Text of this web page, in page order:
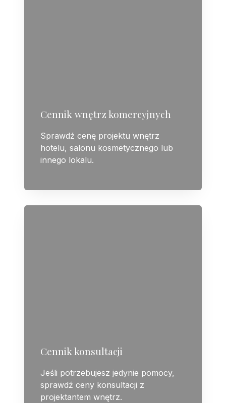
Cennik wnętrz komercyjnych
Sprawdź cenę projektu wnętrz
hotelu, salonu kosmetycznego lub
innego lokalu.
Cennik konsultacji
Jeśli potrzebujesz jedynie pomocy,
sprawdź ceny konsultacji z
projektantem wnętrz.